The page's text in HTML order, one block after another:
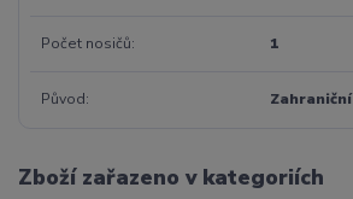
Počet nosičů 1
Původ Zahraniční
Zboží zařazeno v kategoriích